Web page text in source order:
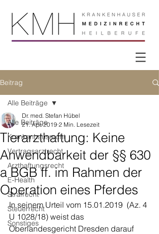
Beitrag
Alle Beiträge
Krankenhausrecht
Vertragsarztrecht
Arzthaftungsrecht
E-Health
Strafrecht
Steuerrecht
Sonstiges
Alle Beiträge
Tierarzthaftung: Keine
Anwendbarkeit der §§ 630
a BGB ff. im Rahmen der
Operation eines Pferdes
Dr. med. Stefan Hübel
21. Apr. 2019 2 Min. Lesezeit
In seinem Urteil vom 15.01.2019  (Az. 4
U 1028/18) weist das
Oberlandesgericht Dresden darauf